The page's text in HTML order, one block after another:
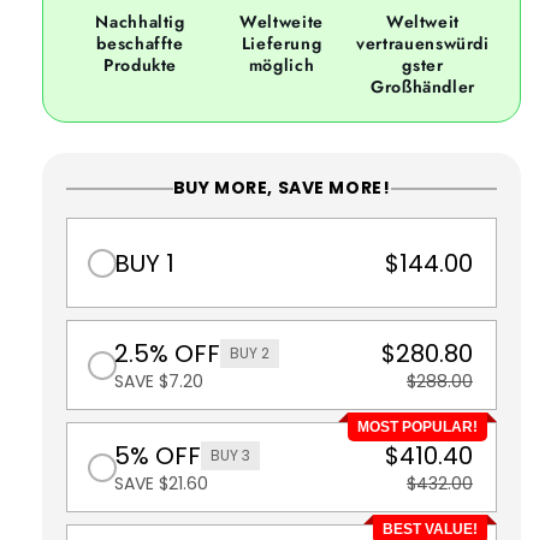
Nachhaltig
beschaffte
Produkte
Weltweite
Lieferung
möglich
Weltweit
vertrauenswürdi
gster
Großhändler
BUY MORE, SAVE MORE!
BUY 1 $144.00
2.5% OFF BUY 2
SAVE $7.20
$280.80
$288.00
MOST POPULAR!
5% OFF BUY 3
SAVE $21.60
$410.40
$432.00
BEST VALUE!